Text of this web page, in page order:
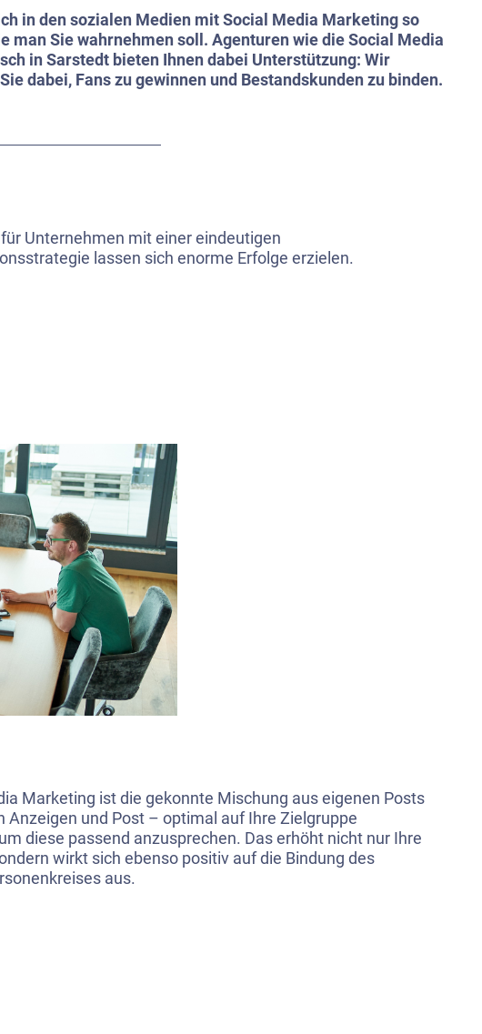
in den sozialen Medien mit Social Media Marketing so
man Sie wahrnehmen soll. Agenturen wie die Social Media
in Sarstedt bieten Ihnen dabei Unterstützung: Wir
dabei, Fans zu gewinnen und Bestandskunden zu binden.
Unternehmen mit einer eindeutigen
lassen sich enorme Erfolge erzielen.
Marketing ist die gekonnte Mischung aus eigenen Posts
Anzeigen und Post – optimal auf Ihre Zielgruppe
diese passend anzusprechen. Das erhöht nicht nur Ihre
wirkt sich ebenso positiv auf die Bindung des
aus.